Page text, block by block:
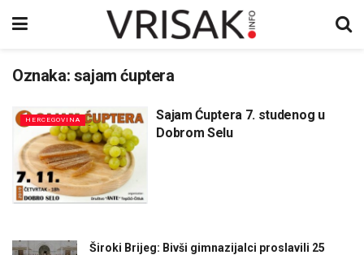
Oznaka: sajam ćuptera
HERCEGOVINA
Sajam Ćuptera 7. studenog u
Dobrom Selu
Široki Brijeg: Bivši gimnazijalci proslavili 25